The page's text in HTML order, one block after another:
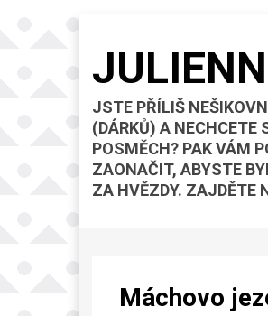
JSTE PŘÍLIŠ
(DÁRKŮ) A NECHCETE
POSMĚCH? PAK VÁM
ZAONAČIT, ABYSTE
ZA HVĚZDY. ZAJDĚTE
Máchovo